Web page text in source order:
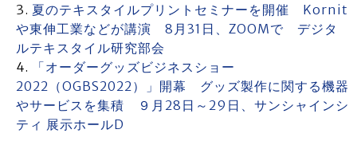
夏のテキスタイルプリントセミナーを開催 Kornit
や東伸工業などが講演 8月31日、ZOOMで デジタ
ルテキスタイル研究部会
「オーダーグッズビジネスショー
2022（OGBS2022）」開幕 グッズ製作に関する機器
やサービスを集積 ９月28日～29日、サンシャインシ
ティ 展示ホールD